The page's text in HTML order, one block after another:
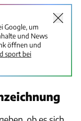
Google, um
und News
öffnen und
sport bei